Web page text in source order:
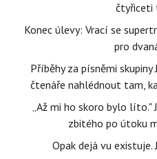
čtyřiceti
Konec úlevy: Vrací se
pro
Příběhy za písněmi skupiny
čtenáře nahlédnout tam,
„Až mi ho skoro bylo líto."
zbitého po útoku
Opak dejá vu